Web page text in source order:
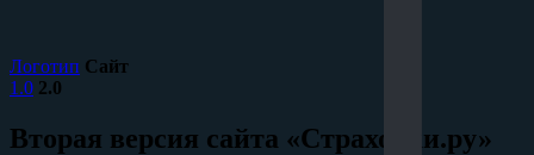
Логотип Сайт
1.0 2.0
Вторая версия сайта «Страховки.ру»